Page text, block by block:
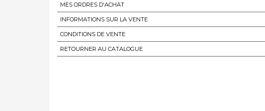
MES ORDRES D'ACHAT
INFORMATIONS SUR LA VENTE
CONDITIONS DE VENTE
RETOURNER AU CATALOGUE